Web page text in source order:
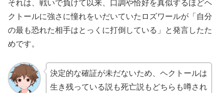
それは、戦いで負けて以来、口調や恰好を真似するほどヘ
クトールに強さに憧れをいだいていたロズワールが「自分
の最も恐れた相手はとっくに打倒している」と発言したた
めです。
決定的な確証が未だないため、ヘクトールは
生き残っている説も死亡説もどちらも噂され